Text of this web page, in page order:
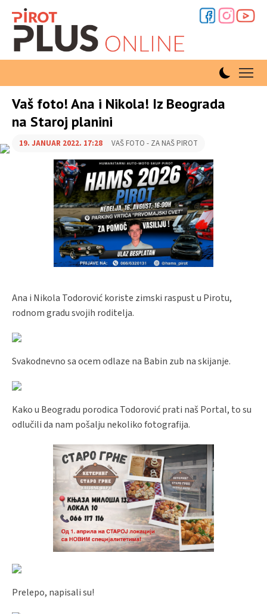
Vaš foto! Ana i Nikola! Iz Beograda
na Staroj planini
19. JANUAR 2022. 17:28 VAŠ FOTO - ZA NAŠ PIROT
Ana i Nikola Todorović koriste zimski raspust u Pirotu,
rodnom gradu svojih roditelja.
Svakodnevno sa ocem odlaze na Babin zub na skijanje.
Kako u Beogradu porodica Todorović prati naš Portal, to su
odlučili da nam pošalju nekoliko fotografija.
Prelepo, napisali su!